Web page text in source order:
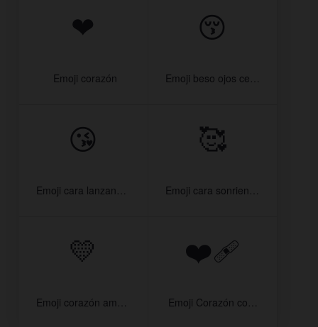
❤
️ Emoji corazón
😚
Emoji beso ojos cerrados
😘
Emoji cara lanzando beso
🥰
Emoji cara sonriendo con corazones
💛
Emoji corazón amarillo
❤‍🩹
️ Emoji Corazón con venda